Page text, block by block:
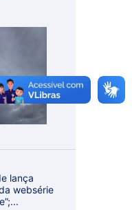
lança
websérie